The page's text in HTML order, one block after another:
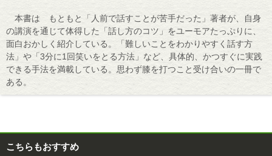
本書は もともと「人前で話すことが苦手だった」著者が、自身
の講演を通じて体得した「話し方のコツ」をユーモアたっぷりに、
面白おかしく紹介している。「難しいことをわかりやすく話す方
法」や「3分に1回笑いをとる方法」など、具体的、かつすぐに実践
できる手法を満載している。思わず膝を打つこと受け合いの一冊で
ある。
こちらもおすすめ